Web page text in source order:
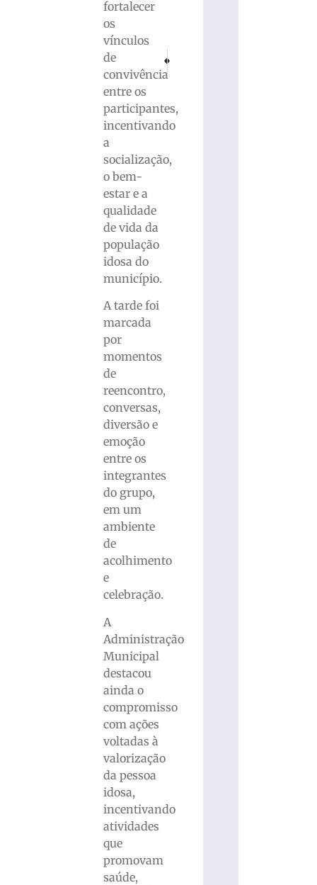
fortalecer
os
vínculos
de
convivência
entre os
participantes,
incentivando
a
socialização,
o bem-
estar e a
qualidade
de vida da
população
idosa do
município.
A tarde foi
marcada
por
momentos
de
reencontro,
conversas,
diversão e
emoção
entre os
integrantes
do grupo,
em um
ambiente
de
acolhimento
e
celebração.
A
Administração
Municipal
destacou
ainda o
compromisso
com ações
voltadas à
valorização
da pessoa
idosa,
incentivando
atividades
que
promovam
saúde,
Motoristas são conduzidos ao hospital